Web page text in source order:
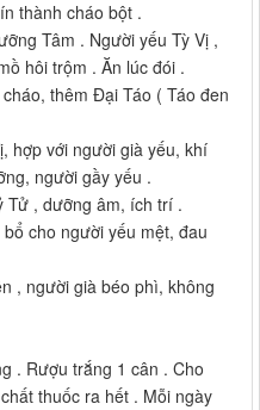
thành cháo bột .
Tâm . Người yếu Tỳ Vị ,
hôi trộm . Ăn lúc đói .
thêm Đại Táo ( Táo đen
hợp với người già yếu, khí
người gầy yếu .
Tử , dưỡng âm, ích trí .
cho người yếu mệt, đau
, người già béo phì, không
. Rượu trắng 1 cân . Cho
thuốc ra hết . Mỗi ngày